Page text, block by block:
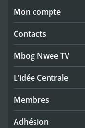
Mon compte
Contacts
Mbog Nwee TV
L’idée Centrale
Membres
Adhésion